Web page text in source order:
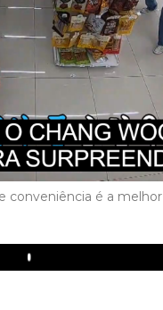
conveniência é a melhor
Play